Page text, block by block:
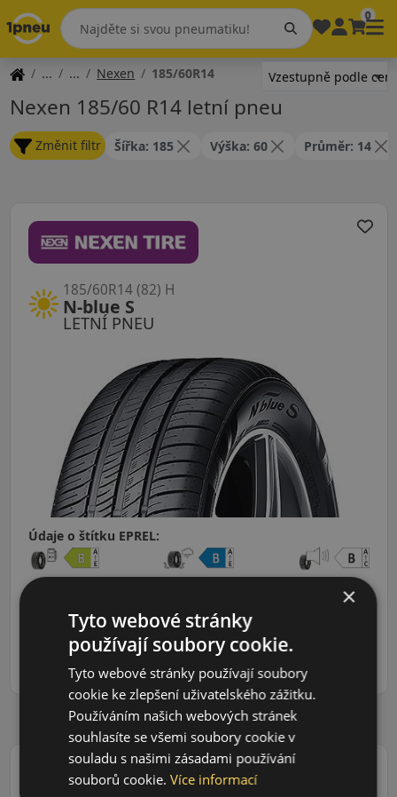
0
Nexen 185/60R14
Nexen 185/60 R14 letní pneu
Změnit filtr Šířka: 185 Výška: 60 Průměr: 14
LETNÍ PNEU
N-blue S
185/60R14 (82) H
Údaje o štítku EPREL:
ks
×
Tyto webové stránky
používají soubory cookie.
Tyto webové stránky používají soubory
cookie ke zlepšení uživatelského zážitku.
Používáním našich webových stránek
souhlasíte se všemi soubory cookie v
souladu s našimi zásadami používání
souborů cookie.Více informací